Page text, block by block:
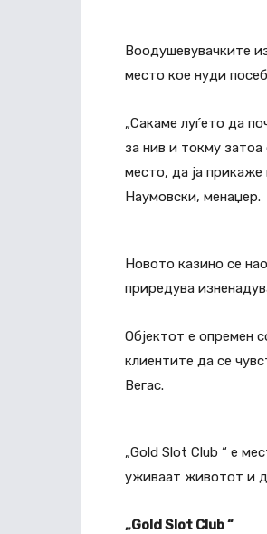
Воодушевувачките
место кое нуди
„Сакаме луѓето да
за нив и токму
место, да ја прикаже
Наумовски, менаџер.
Новото казино се
приредува
Објектот е опремен
клиентите да се
Вегас.
„Gold Slot Club “ е
уживаат животот и
„Gold Slot Club “